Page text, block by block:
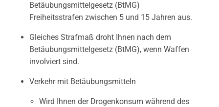
Betäubungsmittelgesetz (BtMG)
Freiheitsstrafen zwischen 5 und 15 Jahren aus.
Gleiches Strafmaß droht Ihnen nach dem
Betäubungsmittelgesetz (BtMG), wenn Waffen
involviert sind.
Verkehr mit Betäubungsmitteln
Wird Ihnen der Drogenkonsum während des